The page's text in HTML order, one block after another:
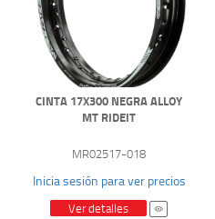
CINTA 17X300 NEGRA ALLOY
MT RIDEIT
MR02517-018
Inicia sesión para ver precios
Ver detalles